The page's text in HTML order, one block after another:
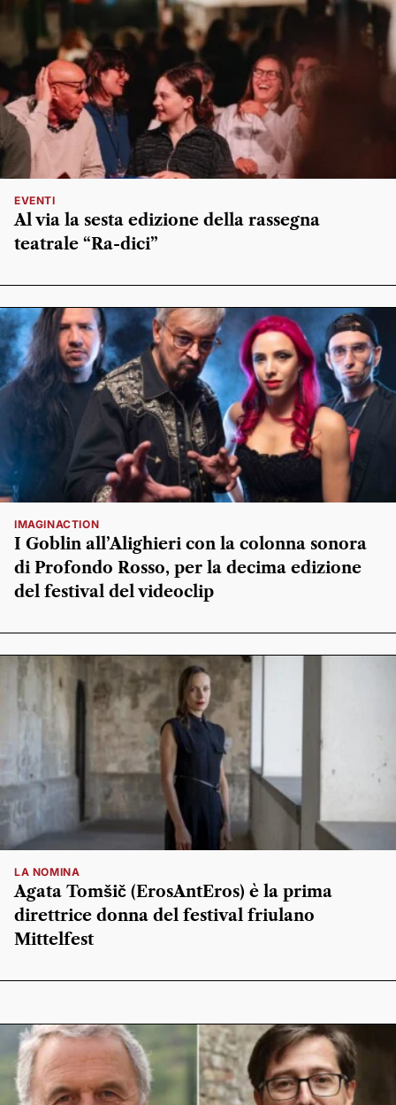
EVENTI
Al via la sesta edizione della rassegna
teatrale “Ra-dici”
IMAGINACTION
I Goblin all’Alighieri con la colonna sonora
di Profondo Rosso, per la decima edizione
del festival del videoclip
LA NOMINA
Agata Tomšič (ErosAntEros) è la prima
direttrice donna del festival friulano
Mittelfest